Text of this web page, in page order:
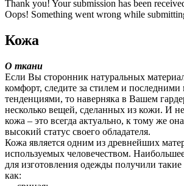
Thank you! Your submission has been
Oops! Something went wrong while
Кожа
О ткани
Если Вы сторонник натуральных
комфорт, следите за стилем и
тенденциями, то наверняка в Вашем
несколько вещей, сделанных из кожи. И
кожа – это всегда актуально, к тому же
высокий статус своего обладателя.
Кожа является одним из древнейших
используемых человечеством.
для изготовления одежды получили такие
как: